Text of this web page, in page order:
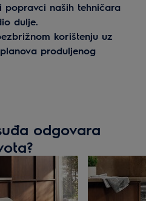
popravci naših tehničara
dulje.
korištenju uz
produljenog
odgovara